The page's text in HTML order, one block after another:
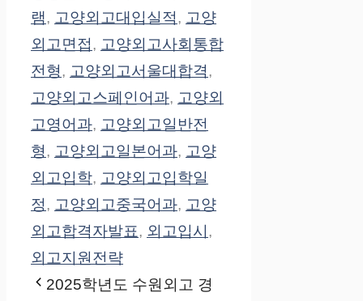
램, 고양외고대입실적, 고양
외고면접, 고양외고사회통합
전형, 고양외고서울대합격,
고양외고스페인어과, 고양외
고영어과, 고양외고일반전
형, 고양외고일본어과, 고양
외고입학, 고양외고입학일
정, 고양외고중국어과, 고양
외고합격자발표, 외고입시,
외고지원전략
2025학년도 수원외고 경